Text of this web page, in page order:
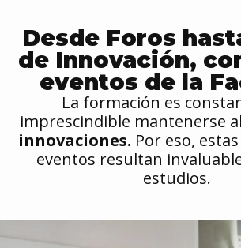
Desde Foros
de Innovación,
eventos de la
La formación es
imprescindible mantenerse
innovaciones. Por eso,
eventos resultan
estudios.